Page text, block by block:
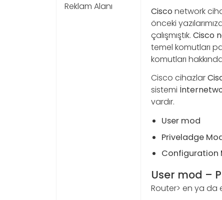
Reklam Alanı Cisco network
önceki
çalışmıştık. Cisco
temel komutları
komutları
Cisco cihazlar
sistemi
vardır.
User mod
Priveladge
Configuration
User mod –
Router> en ya da